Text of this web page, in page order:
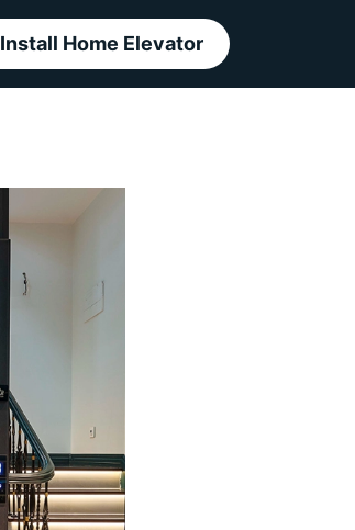
Install Home Elevator